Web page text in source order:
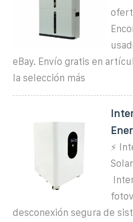
eBay. Envío gratis en
la selección más
⚡️
desconexión segura de